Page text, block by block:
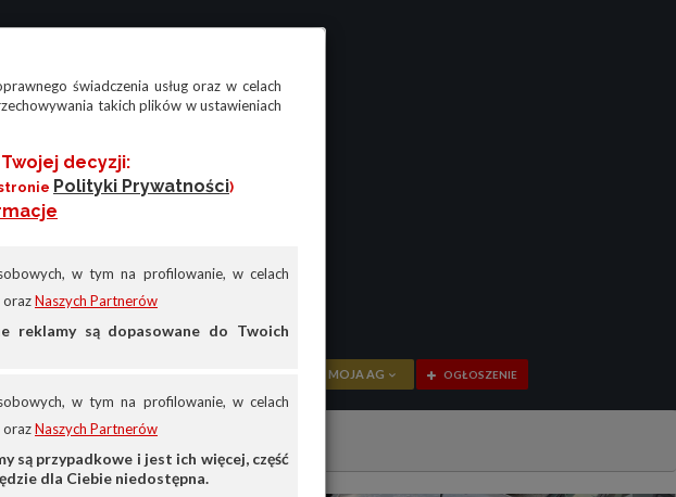
świadczenia usług oraz w celach
takich plików w ustawieniach
decyzji:
Polityki Prywatności)
w tym na profilowanie, w celach
orazNaszych Partnerów
reklamy są dopasowane do Twoich
w tym na profilowanie, w celach
orazNaszych Partnerów
są przypadkowe i jest ich więcej, część
dla Ciebie niedostępna.
MOJA AG
PRZEGLĄD
OGŁOSZENIE